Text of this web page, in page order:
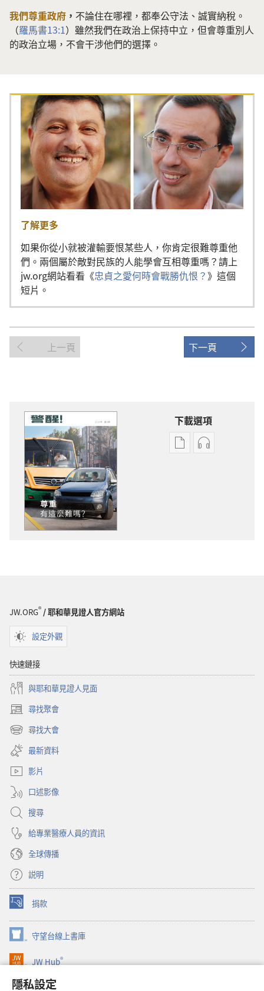
隱私設定
我們尊重政府 ， 不論住在哪裡，都奉公守法、誠實納稅。
（羅馬書13:1）雖然我們在政治上保持中立，但會尊重別人
的政治立場，不會干涉他們的選擇。
了解更多
如果你從小就被灌輸要恨某些人，你肯定很難尊重他
們。兩個屬於敵對民族的人能學會互相尊重嗎？請上
jw.org網站看看《忠貞之愛何時會戰勝仇恨？》這個
短片。
上一頁 下一頁
下載選項
電
麼
錄
JW.ORG® / 耶和華見證人官方網站
設定外觀
快速鏈接
與耶和華見證人見面
尋找聚會
（開
啟
新
視
窗）
尋找大會
（開
啟
新
視
窗）
最新資料
影片
口述影像
搜尋
給專業醫療人員的資訊
全球傳播
説明
捐款
（開
啟
新
視
窗）
守望台線上書庫
（開
啟
新
窗）
JW Hub®
（開
啟
JW Library®